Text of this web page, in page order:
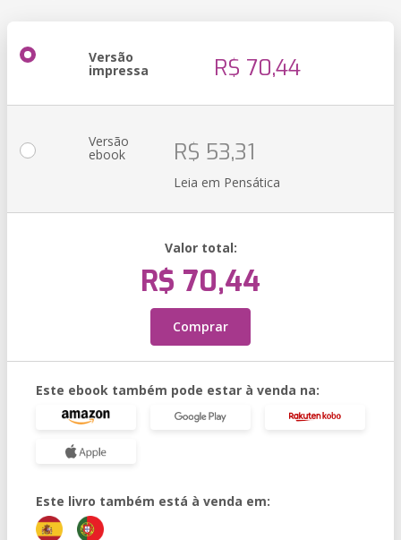
Versão
impressa R$ 70,44
Versão
ebook R$ 53,31
Leia em Pensática
Valor total:
R$ 70,44
Comprar
Este ebook também pode estar à venda na:
Este livro também está à venda em: